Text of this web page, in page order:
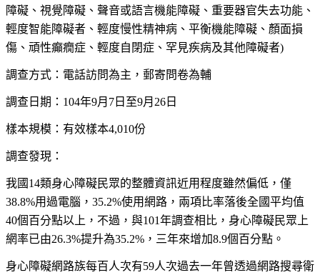
障礙、視覺障礙、聲音或語言機能障礙、重要器官失去功能、
輕度智能障礙者、輕度慢性精神病、平衡機能障礙、顏面損
傷、頑性癲癇症、輕度自閉症、罕見疾病及其他障礙者)
調查方式：電話訪問為主，郵寄問卷為輔
調查日期：104年9月7日至9月26日
樣本規模：有效樣本4,010份
調查發現：
我國14類身心障礙民眾的整體資訊近用程度雖然偏低，僅
38.8%用過電腦，35.2%使用網路，兩項比率落後全國平均值
40個百分點以上，不過，與101年調查相比，身心障礙民眾上
網率已由26.3%提升為35.2%，三年來增加8.9個百分點。
身心障礙網路族每百人次有59人次過去一年曾透過網路搜尋衛